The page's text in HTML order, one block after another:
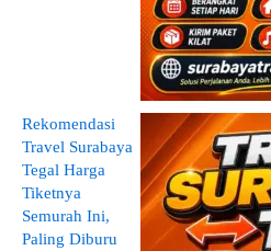
Rekomendasi
Travel Surabaya
Tegal Harga
Tiketnya
Semurah Ini,
Paling Diburu